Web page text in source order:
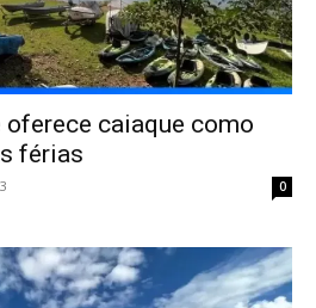
oferece caiaque como
férias
0